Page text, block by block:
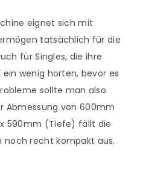
eignet sich mit
tatsächlich für die
für Singles, die ihre
wenig horten, bevor es
sollte man also
Abmessung von 600mm
590mm (Tiefe) fällt die
recht kompakt aus.